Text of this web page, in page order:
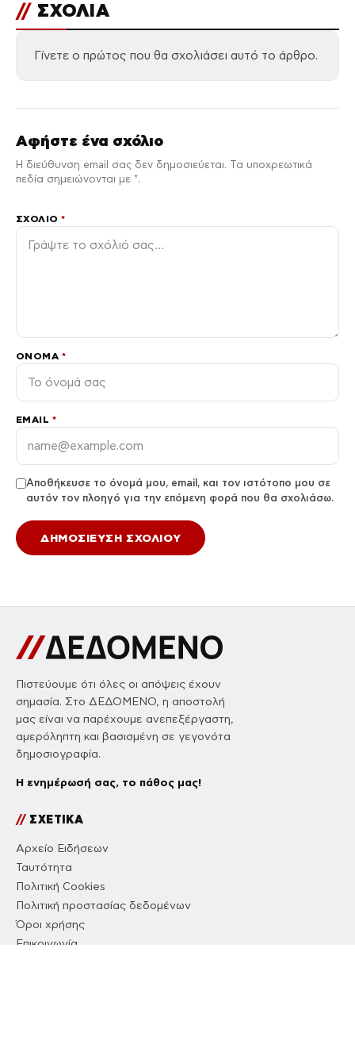
// ΣΧΟΛΙΑ
Γίνετε ο πρώτος που θα σχολιάσει αυτό το άρθρο.
Αφήστε ένα σχόλιο
Η διεύθυνση email σας δεν δημοσιεύεται. Τα υποχρεωτικά
πεδία σημειώνονται με *.
ΣΧΌΛΙΟ*
ΌΝΟΜΑ *
EMAIL *
Αποθήκευσε το όνομά μου, email, και τον ιστότοπο μου σε
αυτόν τον πλοηγό για την επόμενη φορά που θα σχολιάσω.
Πιστεύουμε ότι όλες οι απόψεις έχουν
σημασία. Στο ΔΕΔΟΜΕΝΟ, η αποστολή
μας είναι να παρέχουμε ανεπεξέργαστη,
αμερόληπτη και βασισμένη σε γεγονότα
δημοσιογραφία.
Η ενημέρωσή σας, το πάθος μας!
//ΣΧΕΤΙΚΑ
Αρχείο Ειδήσεων
Ταυτότητα
Πολιτική Cookies
Πολιτική προστασίας δεδομένων
Όροι χρήσης
Επικοινωνία